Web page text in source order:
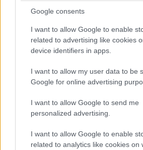
Google consents
I want to allow Google to enable
related to advertising like cookies
device identifiers in apps.
I want to allow my user data to be
Google for online advertising
I want to allow Google to send me
personalized advertising.
I want to allow Google to enable
related to analytics like cookies on
Ογκολόγοι προειδοποιούν:
περνούν απαρατήρητες, αλλά
βγάλετε από την